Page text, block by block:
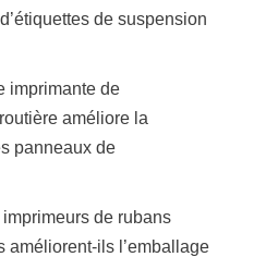
de suspension
imprimante de
améliore la
panneaux de
de rubans
améliorent-ils l’emballage